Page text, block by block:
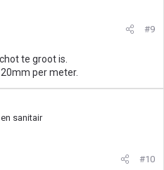
#9
te groot is.
per meter.
sanitair
#10